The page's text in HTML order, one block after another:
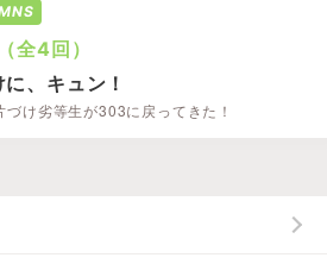
全4回）
に、キュン！
づけ劣等生が303に戻ってきた！